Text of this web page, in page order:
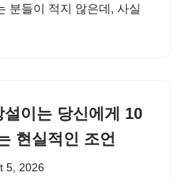
분들이 적지 않은데, 사실
이는 당신에게 10
현실적인 조언
5, 2026